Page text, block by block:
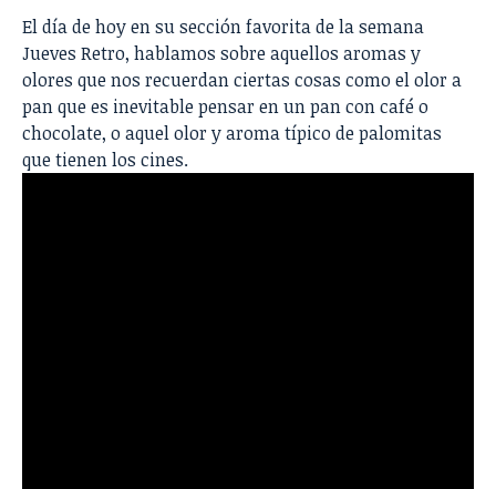
El día de hoy en su sección favorita de la semana
Jueves Retro, hablamos sobre aquellos aromas y
olores que nos recuerdan ciertas cosas como el olor a
pan que es inevitable pensar en un pan con café o
chocolate, o aquel olor y aroma típico de palomitas
que tienen los cines.